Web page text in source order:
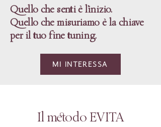
Quello che senti è l’inizio.
Quello che misuriamo è la chiave
per il tuo fine tuning.
MI INTERESSA
Il metodo EVITA